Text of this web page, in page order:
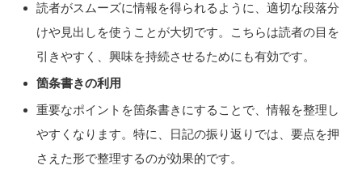
読者がスムーズに情報を得られるように、適切な段落分
けや見出しを使うことが大切です。こちらは読者の目を
引きやすく、興味を持続させるためにも有効です。
箇条書きの利用
重要なポイントを箇条書きにすることで、情報を整理し
やすくなります。特に、日記の振り返りでは、要点を押
さえた形で整理するのが効果的です。